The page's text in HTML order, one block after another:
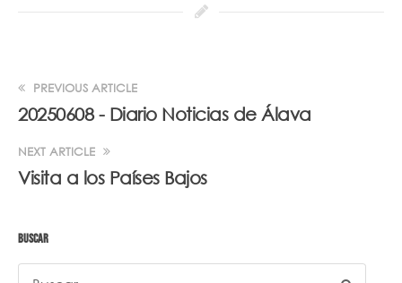
PREVIOUS ARTICLE
20250608 - Diario Noticias de Álava
NEXT ARTICLE
Visita a los Países Bajos
BUSCAR